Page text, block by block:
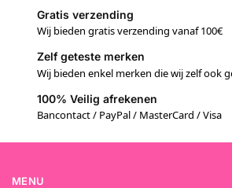
Gratis verzending
Wij bieden gratis verzending vanaf 100€
Zelf geteste merken
Wij bieden enkel merken die wij zelf ook
100% Veilig afrekenen
Bancontact / PayPal / MasterCard / Visa
MENU